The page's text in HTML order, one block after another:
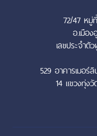
72/47 หมู่
อ.เมือ
เลขประจำตั
529 อาคารเมอร์
14 แขวงทุ่ง